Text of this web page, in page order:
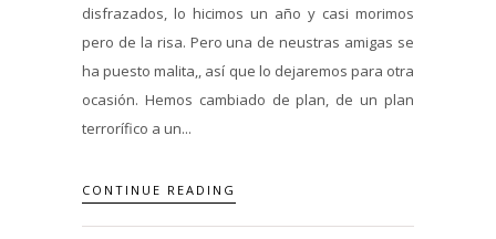
disfrazados, lo hicimos un año y casi morimos
pero de la risa. Pero una de neustras amigas se
ha puesto malita,, así que lo dejaremos para otra
ocasión. Hemos cambiado de plan, de un plan
terrorífico a un...
CONTINUE READING